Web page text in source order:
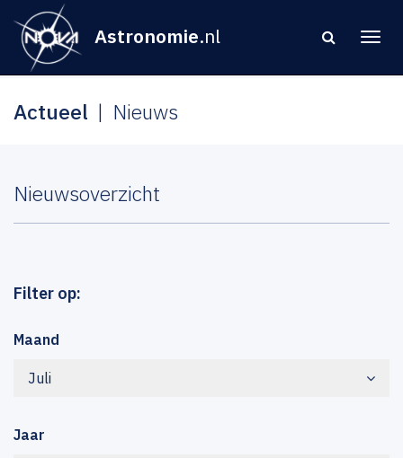
Astronomie.nl
Actueel Nieuws
Nieuwsoverzicht
Filter op:
Maand
Juli
Jaar